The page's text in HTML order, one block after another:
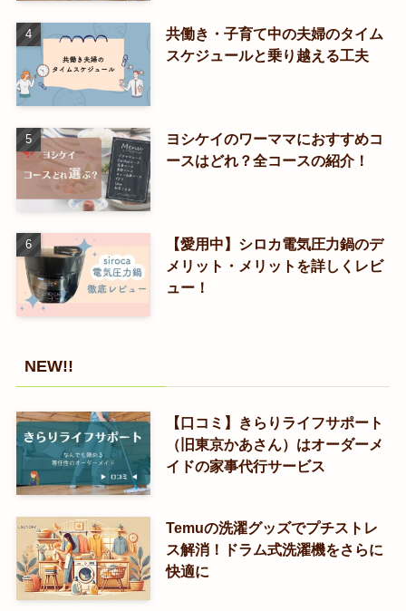
共働き・子育て中の夫婦のタイム
スケジュールと乗り越える工夫
ヨシケイのワーママにおすすめコ
ースはどれ？全コースの紹介！
【愛用中】シロカ電気圧力鍋のデ
メリット・メリットを詳しくレビ
ュー！
NEW!!
【口コミ】きらりライフサポート
（旧東京かあさん）はオーダーメ
イドの家事代行サービス
Temuの洗濯グッズでプチストレ
ス解消！ドラム式洗濯機をさらに
快適に